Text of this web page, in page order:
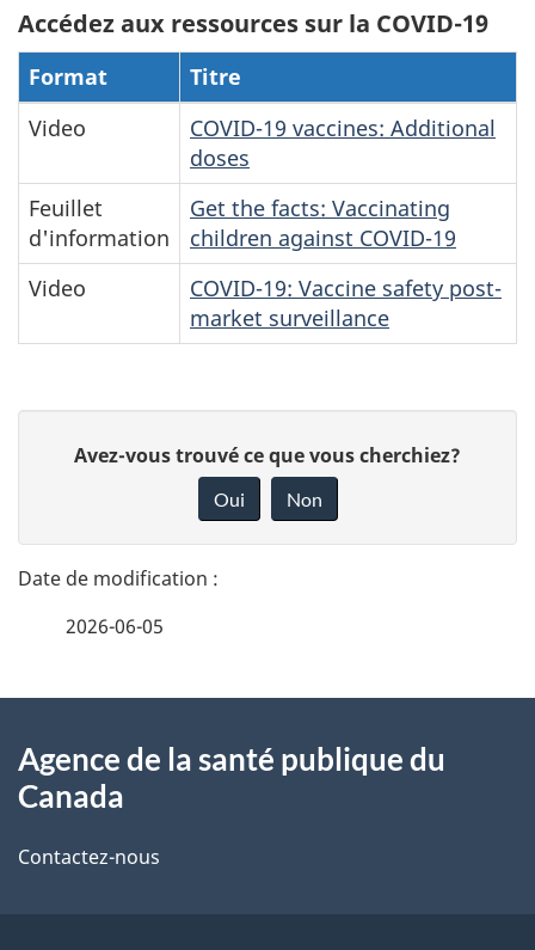
Accédez aux ressources sur la COVID-19
Format
Titre
Video
COVID-19 vaccines: Additional
doses
Feuillet
d'information
Get the facts: Vaccinating
children against COVID-19
Video
COVID-19: Vaccine safety post-
market surveillance
t
a
l
s
d
e
n
o
t
r
r
Avez-vous trouvé ce que vous cherchiez?
Oui Non
2026-06-05
propos
ce
Agence de la santé publique du
Canada
Contactez-nous